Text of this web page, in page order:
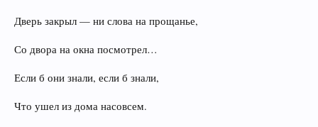
Дверь закрыл — ни слова на прощанье,
Со двора на окна посмотрел…
Если б они знали, если б знали,
Что ушел из дома насовсем.